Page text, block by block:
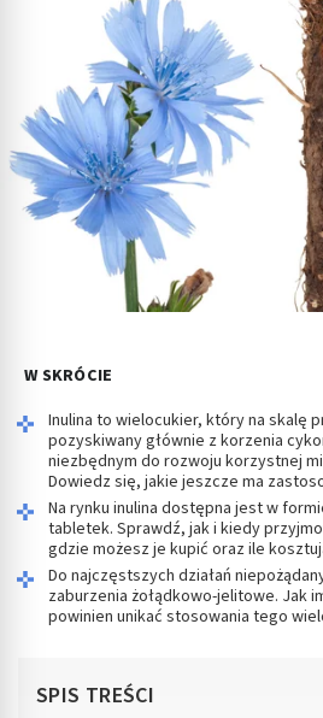
W SKRÓCIE
Inulina to wielocukier, który na skalę
pozyskiwany głównie z korzenia
niezbędnym do rozwoju korzystnej
Dowiedz się, jakie jeszcze ma
Na rynku inulina dostępna jest w
tabletek. Sprawdź, jak i kiedy
gdzie możesz je kupić oraz ile
Do najczęstszych działań
zaburzenia żołądkowo-jelitowe. Jak
powinien unikać stosowania tego
SPIS TREŚCI